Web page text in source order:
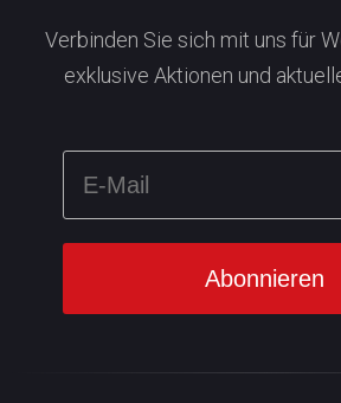
Verbinden Sie sich mit uns für
exklusive Aktionen und